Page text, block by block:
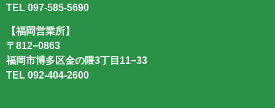
TEL 097-585-5690
【福岡営業所】
〒812−0863
福岡市博多区金の隈3丁目11−33
TEL 092-404-2600